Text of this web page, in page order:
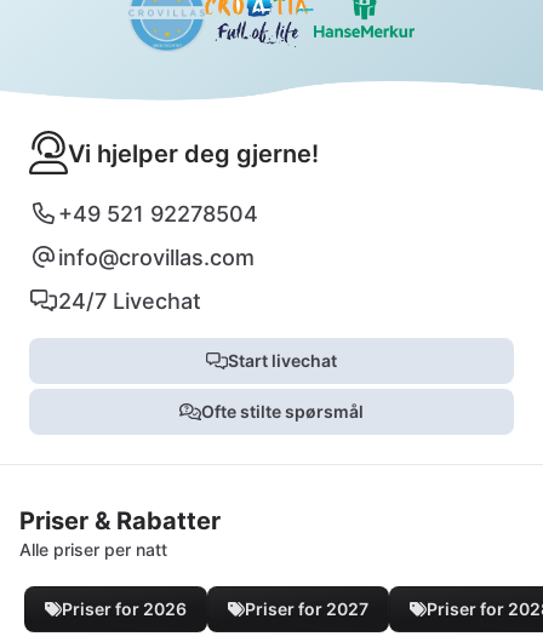
Vi hjelper deg gjerne!
+49 521 92278504
info@crovillas.com
24/7 Livechat
Start livechat
Ofte stilte spørsmål
Priser & Rabatter
Alle priser per natt
Priser for 2026 Priser for 2027 Priser for